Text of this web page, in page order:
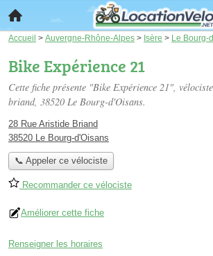
Accueil > Auvergne-Rhône-Alpes > Isère > Le Bourg-
Bike Expérience 21
Cette fiche présente "Bike Expérience 21",
briand, 38520 Le Bourg-d'Oisans.
28 Rue Aristide Briand
38520 Le Bourg-d'Oisans
📞 Appeler ce vélociste
Recommander ce vélociste
Améliorer cette fiche
Renseigner les horaires